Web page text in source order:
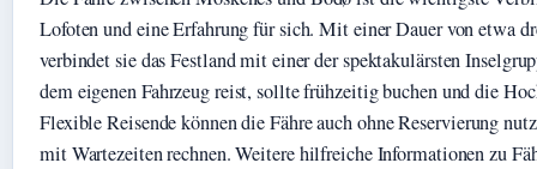
Lofoten und eine Erfahrung für sich. Mit einer Dauer von etwa
verbindet sie das Festland mit einer der spektakulärsten
dem eigenen Fahrzeug reist, sollte frühzeitig buchen und die
Flexible Reisende können die Fähre auch ohne Reservierung
mit Wartezeiten rechnen. Weitere hilfreiche Informationen zu